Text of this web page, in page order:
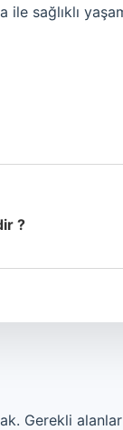
sağlıklı
?
Gerekli alanlar